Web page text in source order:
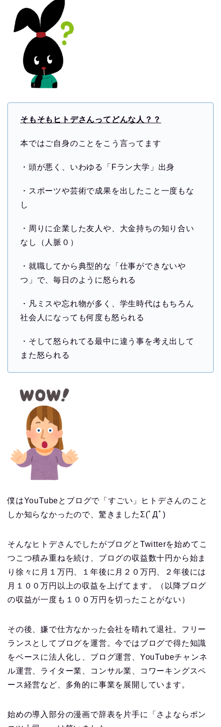
そもそもヒトデさんってどんな人？？
本ではご自身のことをこう言ってます
・頭が悪く、いわゆる「Fラン大学」出身
・スポーツや芸術で成果を出したこと一度もな
し
・周りに企業した友人や、大金持ちの知り合い
なし（人脈０）
・就職してから典型的な「仕事ができないや
つ」で、毎日のように怒られる
・凡ミスや忘れ物が多く、学生時代はもちろん
社会人になっても何度も怒られる
・そして怒られてる最中に違う事を考え出して
また怒られる
僕はYouTubeとブログで「すごい」ヒトデさんのこと
しか知らなかったので、驚きましたΣ(ﾟДﾟ)
そんなヒトデさんでしたがブログとTwitterを始めてこ
つこつ積み重ねを続け、ブログの収益数十円から始ま
り徐々に月１万円、１年後に月２０万円、２年後には
月１００万円以上の収益を上げてます。（以降ブログ
の収益が一度も１００万円を切ったことがない）
その後、嫌で仕方なかった会社を晴れて退社。フリー
ランスとしてブログを運営。今ではブログで得た知識
をベースに法人化し、ブログ運営、YouTubeチャンネ
ル運営、ライター業、コンサル業、コワーキングスペ
ース経営など、多角的に事業を展開しています。
始めの導入部分の漫画で辞表を片手に「さよならポン